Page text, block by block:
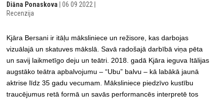
Diāna Ponaskova | 06 09 2022 |
Recenzija
Kjāra Bersani ir itāļu māksliniece un režisore, kas darbojas
vizuālajā un skatuves mākslā. Savā radošajā darbībā viņa pēta
un savij laikmetīgo deju un teātri. 2018. gadā Kjāra ieguva Itālijas
augstāko teātra apbalvojumu – “Ubu” balvu – kā labākā jaunā
aktrise līdz 35 gadu vecumam. Māksliniece piedzīvo kustību
traucējumus retā formā un savās performancēs interpretē tos